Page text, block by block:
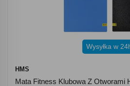
Wysyłka w
HMS
Mata Fitness Klubowa Z Otworami